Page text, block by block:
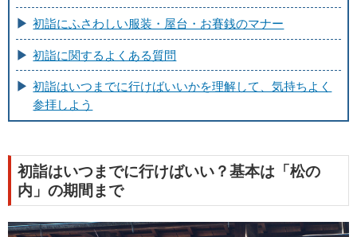
初詣にふさわしい服装・屋台・お賽銭のマナー
初詣に関するよくある質問
初詣はいつまでに行けばいいかを理解して、気持ちよく
参拝しよう
初詣はいつまでに行けばいい？基本は「松の
内」の期間まで